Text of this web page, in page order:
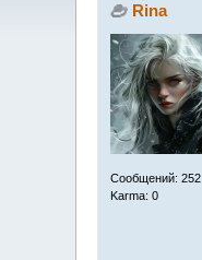
Rina
Сообщений: 252
Karma: 0